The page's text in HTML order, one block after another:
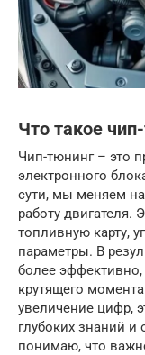
Что такое
Чип-тюнинг – это
электронного
сути, мы меняем
работу двигателя.
топливную карту,
параметры. В
более
крутящего
увеличение цифр,
глубоких знаний и
понимаю, что